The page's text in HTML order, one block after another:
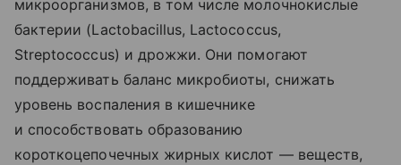
микроорганизмов, в том числе молочнокислые
бактерии (Lactobacillus, Lactococcus,
Streptococcus) и дрожжи. Они помогают
поддерживать баланс микробиоты, снижать
уровень воспаления в кишечнике
и способствовать образованию
короткоцепочечных жирных кислот — веществ,